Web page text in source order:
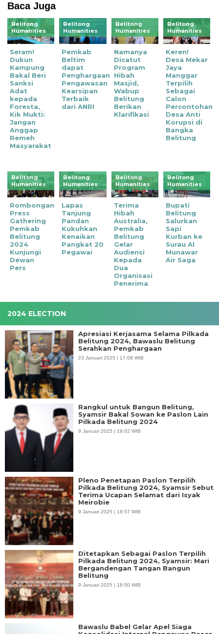
Baca Juga
Belitong
Humanities
Seram!
Dukun
Kampung
Bakal Beri
Sanksi
Adat
kepada
Foresta,
Kik Mukti:
Jangan
Anggap
Remeh
Masyarakat
Belitong
Humanities
Pemkab
Beltim
dapat
Penghargaan
Pengawasan
Kearsipan
Terbaik
dari ANRI
Belitong
Humanities
Namanya
Dicatut
Program
Hibah
Masjid,
Wabup
Belitung
Berikan
Klarifikasi
Belitong
Humanities
Keren!
Desa Mekar
Jaya
Manggar
Terpilih
Sebagai
Calon
Percontohan
Desa Anti
Korupsi di
Bangka
Belitung
Belitong
Humanities
Rombongan
Press
Gathering
Pemkab
Belitung
2024
Kunjungi
Dewan
Pers
Belitong
Humanities
‎Lapas
Tanjung
Pandan
Kukuhkan
Kenaikan
Pangkat 20
Pegawai
Belitong
Humanities
Terima
Hibah
Australia,
Pemkab
Belitung
Gelar
Audiensi
Kepada
Dua
Organisasi
Penerima
Belitong
Humanities
Bupati
Belitung
Salurkan
Sapi
Kurban ke
Surau Al
Munawar
Air Saga
2024 ELECTION
Apresiasi Kerjasama Selama Pilkada
Belitung 2024, Bawaslu Belitung
Serahkan Penghargaan
23 Januari 2025 | 17:08 WIB
Rangkul untuk Bangun Belitung,
Syamsir Bakal Sowan ke Paslon Lain
Pilkada Belitung 2024
9 Januari 2025 | 19:02 WIB
Pleno Penetapan Paslon Terpilih
Pilkada Belitung 2024, Syamsir Sebut
Terima Ucapan Selamat dari Isyak
Meirobie
9 Januari 2025 | 18:57 WIB
Ditetapkan Sebagai Paslon Terpilih
Pilkada Belitung 2024, Syamsir: Mari
Bergandengan Tangan Bangun
Belitung
9 Januari 2025 | 18:50 WIB
Bawaslu Babel Gelar Apel Siaga